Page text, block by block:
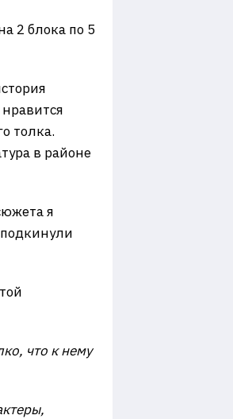
2 блока по 5
толка.
в районе
я
что к нему